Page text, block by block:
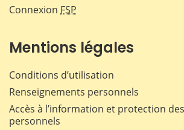
Connexion FSP
Mentions légales
Conditions d’utilisation
Renseignements personnels
Accès à l’information et protection
personnels